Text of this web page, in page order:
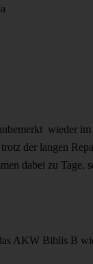
wieder im
der langen
dabei zu Tage,
AKW Biblis B